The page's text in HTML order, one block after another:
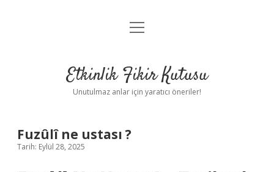
Anasayfa
Yasal Uyarı
menüyü
Etkinlik Fikir Kutusu
Unutulmaz anlar için yaratıcı öneriler!
Fuzûlî ne ustası ?
Tarih: Eylül 28, 2025